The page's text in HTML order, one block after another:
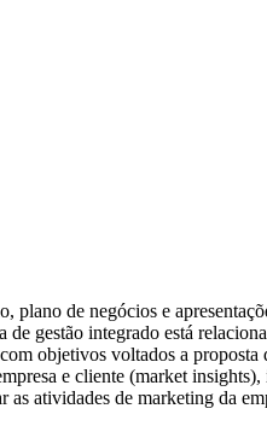
plano de negócios e
gestão integrado está
objetivos voltados a
e cliente (market insights),
atividades de marketing da